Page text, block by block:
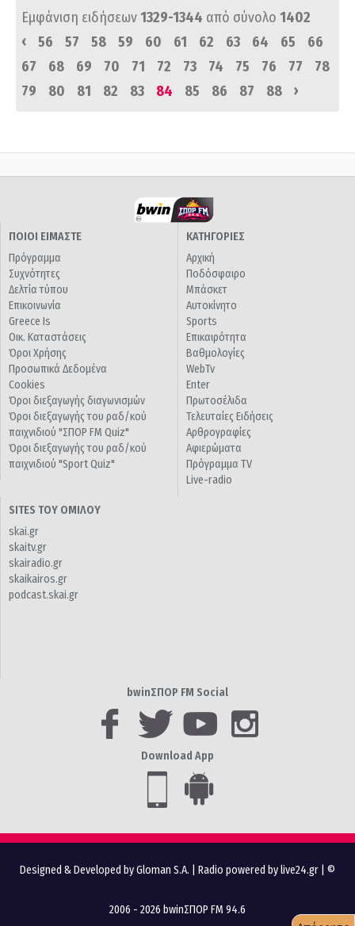
Εμφάνιση ειδήσεων1329-1344 από σύνολο 1402
‹
56 57 58 59 60 61 62 63 64 65
66
67
68 69 70 71 72 73 74 75 76 77
78
79
80 81 82 83 84 85 86 87 88 ›
ΠΟΙΟΙ ΕΙΜΑΣΤΕ
Πρόγραμμα
Συχνότητες
Δελτία τύπου
Επικοινωνία
Greece Is
Οικ. Καταστάσεις
Όροι Χρήσης
Προσωπικά Δεδομένα
Cookies
Όροι διεξαγωγής διαγωνισμών
Όροι διεξαγωγής του ραδ/κού
παιχνιδιού "ΣΠΟΡ FM Quiz"
Όροι διεξαγωγής του ραδ/κού
παιχνιδιού "Sport Quiz"
ΚΑΤΗΓΟΡΙΕΣ
Αρχική
Ποδόσφαιρο
Μπάσκετ
Αυτοκίνητο
Sports
Επικαιρότητα
Βαθμολογίες
WebTv
Enter
Πρωτοσέλιδα
Τελευταίες Ειδήσεις
Αρθρογραφίες
Αφιερώματα
Πρόγραμμα TV
Live-radio
SITES ΤΟΥ ΟΜΙΛΟΥ
skai.gr
skaitv.gr
skairadio.gr
skaikairos.gr
podcast.skai.gr
bwinΣΠΟΡ FM Social
Download App
Designed & Developed by Gloman S.A. Radio powered by live24.gr | ©
2006 - 2026 bwinΣΠΟΡ FM 94.6